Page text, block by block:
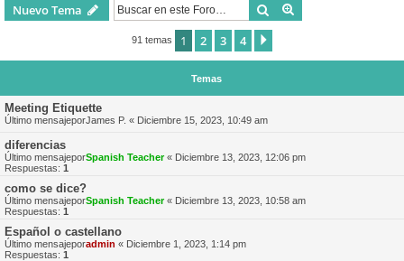
Nuevo Tema Buscar
91 temas 1 2 3 4
Temas
Meeting Etiquette
Último mensajeporJames P. « Diciembre 15, 2023, 10:49 am
diferencias
Último mensajeporSpanish Teacher« Diciembre 13, 2023, 12:06 pm
Respuestas: 1
como se dice?
Último mensajeporSpanish Teacher« Diciembre 13, 2023, 10:58 am
Respuestas: 1
Español o castellano
Último mensajeporadmin « Diciembre 1, 2023, 1:14 pm
Respuestas: 1